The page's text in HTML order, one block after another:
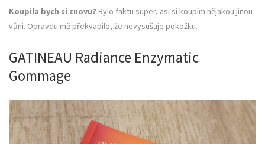
Koupila bych si znovu? Bylo faktu super, asi si koupím nějakou jinou
vůni. Opravdu mě překvapilo, že nevysušuje pokožku.
GATINEAU Radiance Enzymatic
Gommage